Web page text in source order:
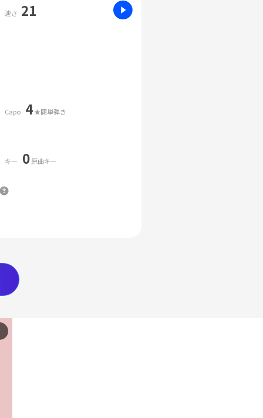
速さ 21
Capo 4★簡単弾き
キー 0原曲キー